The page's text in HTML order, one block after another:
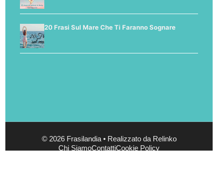
20 Frasi Sul Mare Che Ti Faranno Sognare
© 2026 Frasilandia • Realizzato da Relinko
Chi SiamoContattiCookie Policy